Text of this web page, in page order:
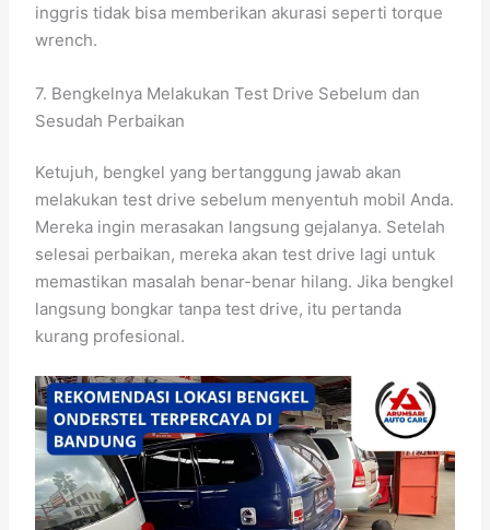
inggris tidak bisa memberikan akurasi seperti torque
wrench.
7. Bengkelnya Melakukan Test Drive Sebelum dan
Sesudah Perbaikan
Ketujuh, bengkel yang bertanggung jawab akan
melakukan test drive sebelum menyentuh mobil Anda.
Mereka ingin merasakan langsung gejalanya. Setelah
selesai perbaikan, mereka akan test drive lagi untuk
memastikan masalah benar-benar hilang. Jika bengkel
langsung bongkar tanpa test drive, itu pertanda
kurang profesional.